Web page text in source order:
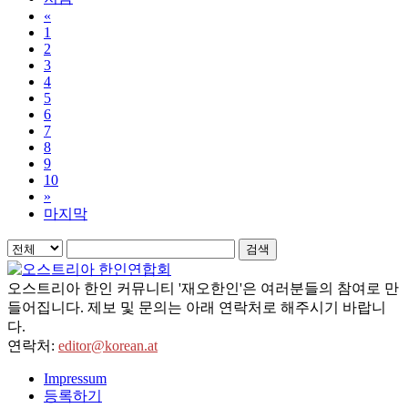
«
1
2
3
4
5
6
7
8
9
10
»
마지막
검색
오스트리아 한인 커뮤니티 '재오한인'은 여러분들의 참여로 만
들어집니다. 제보 및 문의는 아래 연락처로 해주시기 바랍니
다.
연락처: editor@korean.at
Impressum
등록하기